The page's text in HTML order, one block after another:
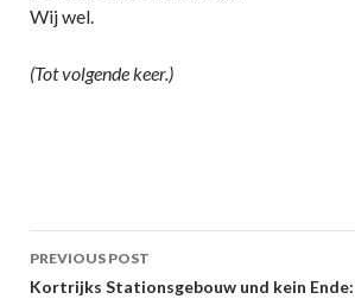
Wij wel.
(Tot volgende keer.)
Post
navigation
PREVIOUS POST
Kortrijks Stationsgebouw und kein